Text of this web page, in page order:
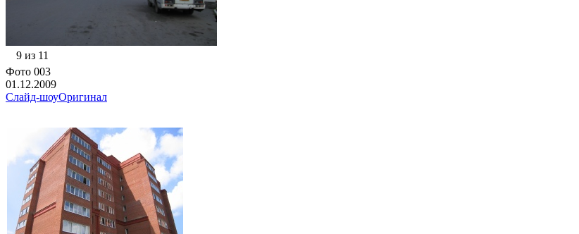
9 из 11
Фото 003
01.12.2009
Слайд-шоуОригинал